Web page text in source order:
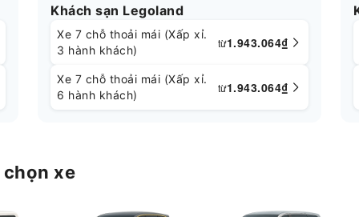
Khách sạn Legoland
Xe 7 chỗ thoải mái (Xấp xỉ.
3 hành khách)
₫
1.943.064
từ
Xe 7 chỗ thoải mái (Xấp xỉ.
6 hành khách)
₫
1.943.064
từ
chọn xe